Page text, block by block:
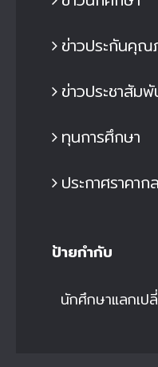
ข่าวประกันคุณ
ข่าวประชาสัม
ทุนการศึกษา
ประกาศราคาก
ป้ายกำกับ
นักศึกษาแลกเป